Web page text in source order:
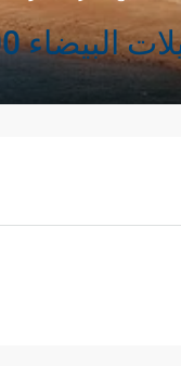
1000 متر مربع في الجونة